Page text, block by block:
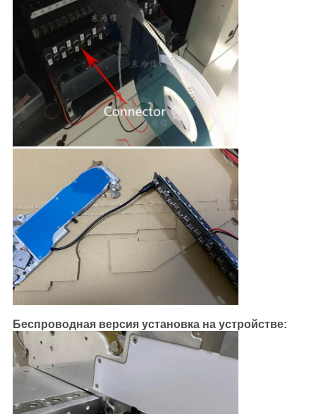
Беспроводная версия установка на устройстве: